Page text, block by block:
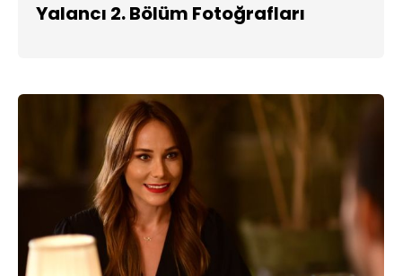
Yalancı 2. Bölüm Fotoğrafları